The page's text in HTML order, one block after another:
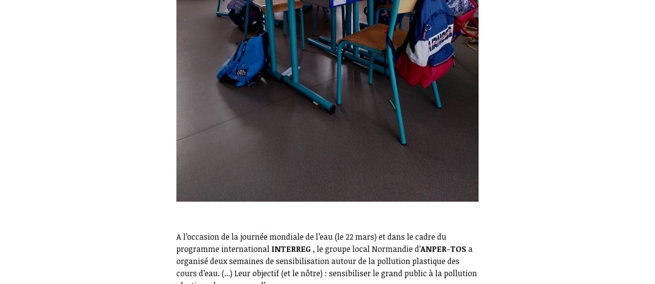
A l’occasion de la journée mondiale de l’eau (le 22 mars) et dans le cadre du
programme international INTERREG, le groupe local Normandie d’ANPER-TOS a
organisé deux semaines de sensibilisation autour de la pollution plastique des
cours d’eau. (...) Leur objectif (et le nôtre) : sensibiliser le grand public à la pollution